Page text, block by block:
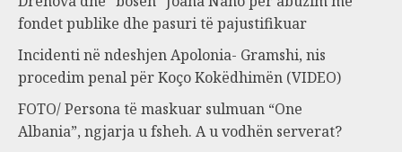
fondet publike dhe pasuri të pajustifikuar
Incidenti në ndeshjen Apolonia- Gramshi, nis
procedim penal për Koço Kokëdhimën (VIDEO)
FOTO/ Persona të maskuar sulmuan “One
Albania”, ngjarja u fsheh. A u vodhën serverat?